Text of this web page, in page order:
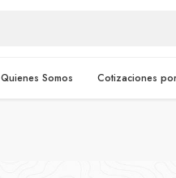
Quienes Somos Cotizaciones